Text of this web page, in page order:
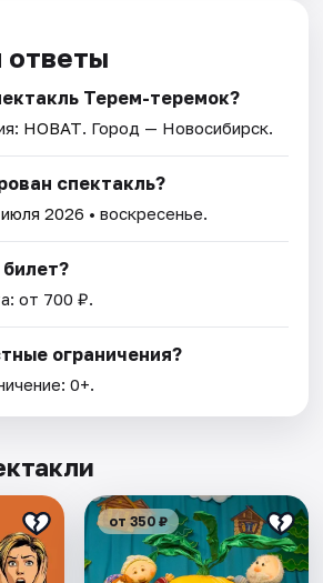
ответы
Терем-теремок?
НОВАТ. Город — Новосибирск.
спектакль?
2026 • воскресенье.
от 700 ₽.
ограничения?
0+.
от 350 ₽